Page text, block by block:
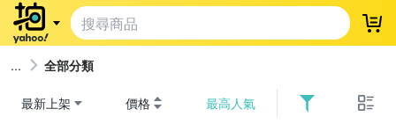
登
全部分類
最新上架 價格 最高人氣